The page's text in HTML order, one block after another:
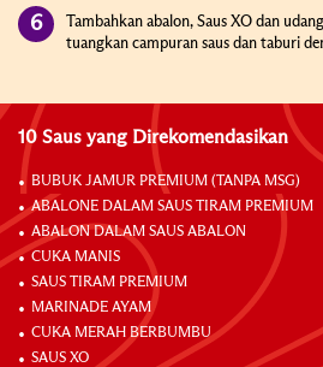
Tambahkan abalon, Saus XO dan
tuangkan campuran saus dan taburi
10 Saus yang Direkomendasikan
BUBUK JAMUR PREMIUM (TANPA MSG)
ABALONE DALAM SAUS TIRAM PREMIUM
ABALON DALAM SAUS ABALON
CUKA MANIS
SAUS TIRAM PREMIUM
MARINADE AYAM
CUKA MERAH BERBUMBU
SAUS XO